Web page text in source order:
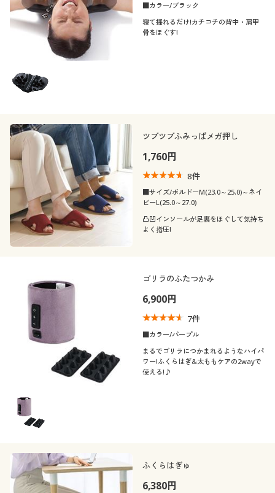
大きいサイズ メンズ
大きいサイズ 事務・制服
カタログ
カタログ・チラシからのご注文
デジタルカタログ
会員メニュー
マイページ
閲覧履歴
お気に入り
ご利用ガイド
よくある質問とお問い合わせ
レディースサ
イズ
M L
靴・靴下サイ
23 23.5
26.5
カラー
こだわり条件
で絞り込む
機能・特徴
■カラー/ブラック
寝て揺れるだけ!カチコチの背中・肩甲
骨をほぐす!
ツブツブふみっぱメガ押し
1,760円
8件
■サイズ/ボルドーM(23.0～25.0)～ネイ
ビーL(25.0～27.0)
凸凹インソールが足裏をほぐして気持ち
よく指圧!
ゴリラのふたつかみ
6,900円
7件
■カラー/パープル
まるでゴリラにつかまれるようなハイパ
ワー!ふくらはぎ&太ももケアの2wayで
使える!♪
ふくらはぎゅ
6,380円